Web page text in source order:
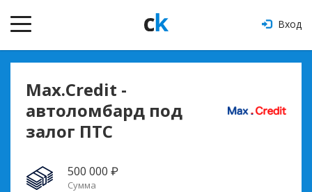
Вход
Max.Credit -
автоломбард под
залог ПТС
500 000 ₽
Сумма